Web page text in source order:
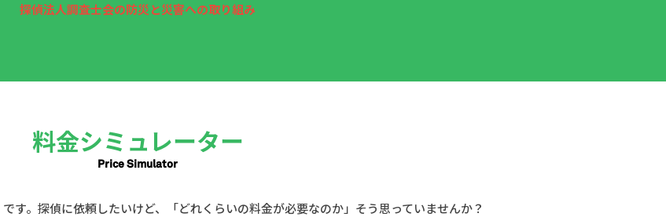
探偵法人調査士会の防災と災害への取り組み
料金シミュレーター
Price Simulator
す。探偵に依頼したいけど、「どれくらいの料金が必要なのか」そう思っていませんか？